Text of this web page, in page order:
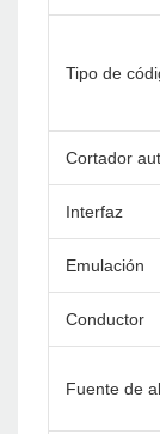
Tipo de
Cortador
Interfaz
Emulación
Conductor
Fuente de